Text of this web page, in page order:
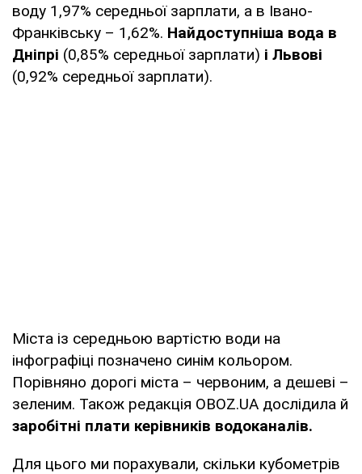
воду 1,97% середньої зарплати, а в Івано-
Франківську – 1,62%. Найдоступніша вода в
Дніпрі (0,85% середньої зарплати) і Львові
(0,92% середньої зарплати).
Міста із середньою вартістю води на
інфографіці позначено синім кольором.
Порівняно дорогі міста – червоним, а дешеві –
зеленим. Також редакція OBOZ.UA дослідила й
заробітні плати керівників водоканалів.
Для цього ми порахували, скільки кубометрів